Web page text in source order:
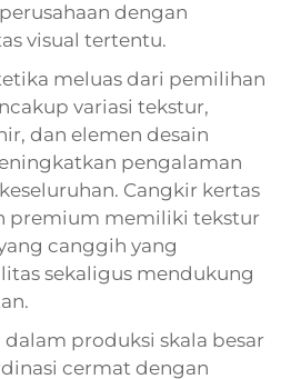
dengan
visual tertentu.
meluas dari pemilihan
variasi tekstur,
dan elemen desain
pengalaman
Cangkir kertas
premium memiliki tekstur
canggih yang
sekaligus mendukung
dalam produksi skala besar
cermat dengan